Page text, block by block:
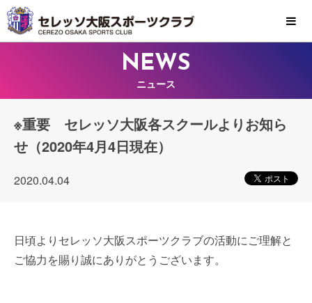
MENU
NEWS
ニュース
※重要 セレッソ大阪各スクールよりお知ら
せ（2020年4月4日現在）
2020.04.04
日頃よりセレッソ大阪スポーツクラブの活動にご理解と
ご協力を賜り誠にありがとうございます。